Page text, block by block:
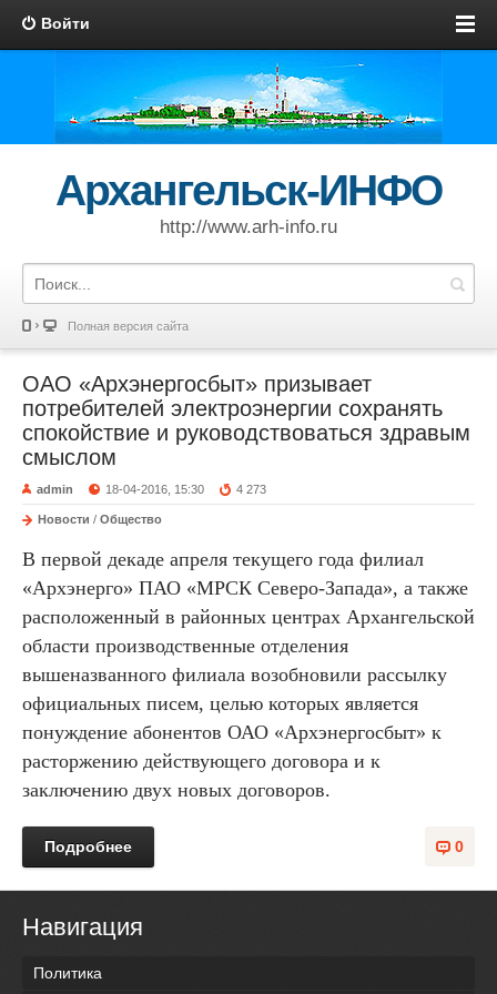
Войти
Архангельск-ИНФО
http://www.arh-info.ru
Полная версия сайта
ОАО «Архэнергосбыт» призывает
потребителей электроэнергии сохранять
спокойствие и руководствоваться здравым
смыслом
admin 18-04-2016, 15:30 4 273
Новости / Общество
В первой декаде апреля текущего года филиал
«Архэнерго» ПАО «МРСК Северо-Запада», а также
расположенный в районных центрах Архангельской
области производственные отделения
вышеназванного филиала возобновили рассылку
официальных писем, целью которых является
понуждение абонентов ОАО «Архэнергосбыт» к
расторжению действующего договора и к
заключению двух новых договоров.
0
Подробнее
Навигация
Политика